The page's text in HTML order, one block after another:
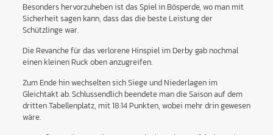
Besonders hervorzuheben ist das Spiel in Bösperde, wo man mit
Sicherheit sagen kann, dass das die beste Leistung der
Schützlinge war.
Die Revanche für das verlorene Hinspiel im Derby gab nochmal
einen kleinen Ruck oben anzugreifen.
Zum Ende hin wechselten sich Siege und Niederlagen im
Gleichtakt ab. Schlussendlich beendete man die Saison auf dem
dritten Tabellenplatz, mit 18:14 Punkten, wobei mehr drin gewesen
wäre.